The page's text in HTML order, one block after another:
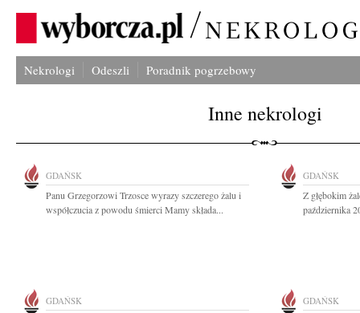
Nekrologi Odeszli Poradnik pogrzebowy
Inne nekrologi
GDAŃSK
Panu Grzegorzowi Trzosce wyrazy szczerego żalu i
współczucia z powodu śmierci Mamy składa...
GDAŃSK
Z głębokim
października
GDAŃSK GDAŃSK